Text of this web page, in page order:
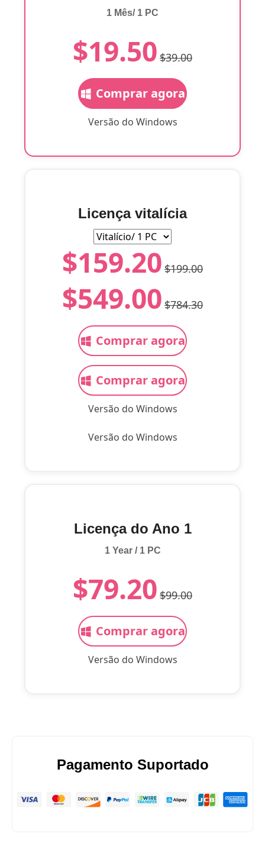
Licença vitalícia
$159.20 $199.00
$549.00 $784.30
Comprar agora
Comprar agora
Versão do Windows
Versão do Windows
1 Mês/ 1 PC
$19.50 $39.00
Comprar agora
Versão do Windows
Licença do Ano 1
1 Year / 1 PC
$79.20 $99.00
Comprar agora
Versão do Windows
Pagamento Suportado